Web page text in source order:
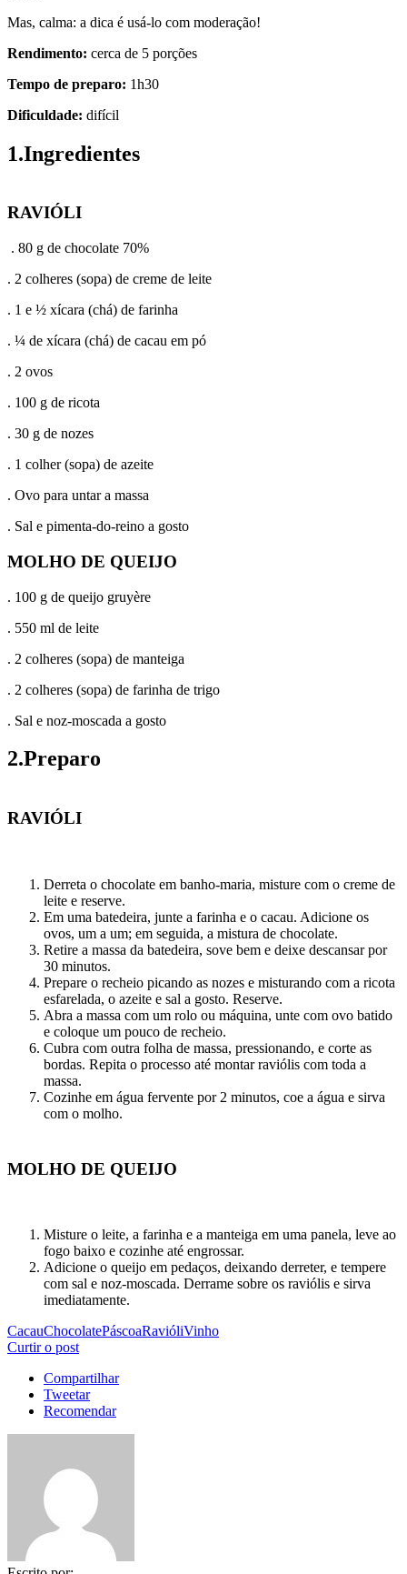
Mas, calma: a dica é usá-lo com moderação!
Rendimento: cerca de 5 porções
Tempo de preparo: 1h30
Dificuldade: difícil
1.Ingredientes
RAVIÓLI
. 80 g de chocolate 70%
. 2 colheres (sopa) de creme de leite
. 1 e ½ xícara (chá) de farinha
. ¼ de xícara (chá) de cacau em pó
. 2 ovos
. 100 g de ricota
. 30 g de nozes
. 1 colher (sopa) de azeite
. Ovo para untar a massa
. Sal e pimenta-do-reino a gosto
MOLHO DE QUEIJO
. 100 g de queijo gruyère
. 550 ml de leite
. 2 colheres (sopa) de manteiga
. 2 colheres (sopa) de farinha de trigo
. Sal e noz-moscada a gosto
2.Preparo
RAVIÓLI
Derreta o chocolate em banho-maria, misture com o creme de
leite e reserve.
Em uma batedeira, junte a farinha e o cacau. Adicione os
ovos, um a um; em seguida, a mistura de chocolate.
Retire a massa da batedeira, sove bem e deixe descansar por
30 minutos.
Prepare o recheio picando as nozes e misturando com a ricota
esfarelada, o azeite e sal a gosto. Reserve.
Abra a massa com um rolo ou máquina, unte com ovo batido
e coloque um pouco de recheio.
Cubra com outra folha de massa, pressionando, e corte as
bordas. Repita o processo até montar raviólis com toda a
massa.
Cozinhe em água fervente por 2 minutos, coe a água e sirva
com o molho.
MOLHO DE QUEIJO
Misture o leite, a farinha e a manteiga em uma panela, leve ao
fogo baixo e cozinhe até engrossar.
Adicione o queijo em pedaços, deixando derreter, e tempere
com sal e noz-moscada. Derrame sobre os raviólis e sirva
imediatamente.
CacauChocolatePáscoaRavióliVinho
Curtir o post
Compartilhar
Tweetar
Recomendar